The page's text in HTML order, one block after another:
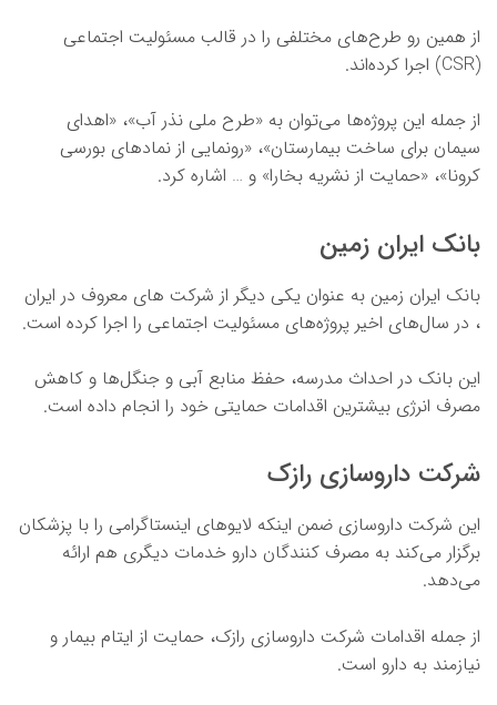
از همین رو طرح‌های مختلفی را در قالب مسئولیت اجتماعی
(CSR) اجرا کرده‌اند.
از جمله این پروژه‌ها می‌توان به «طرح ملی نذر آب»، «اهدای
سیمان برای ساخت بیمارستان»، «رونمایی از نمادهای بورسی
کرونا»، «حمایت از نشریه بخارا» و … اشاره کرد.
بانک ایران زمین
بانک ایران زمین به عنوان یکی دیگر از شرکت های معروف در ایران
، در سال‌های اخیر پروژه‌های مسئولیت اجتماعی را اجرا کرده است.
این بانک در احداث مدرسه، حفظ منابع آبی و جنگل‌ها و کاهش
مصرف انرژی بیشترین اقدامات حمایتی خود را انجام داده است.
شرکت داروسازی رازک
این شرکت داروسازی ضمن اینکه لایوهای اینستاگرامی را با پزشکان
برگزار می‌کند به مصرف کنندگان دارو خدمات دیگری هم ارائه
می‌دهد.
از جمله اقدامات شرکت داروسازی رازک، حمایت از ایتام بیمار و
نیازمند به دارو است.